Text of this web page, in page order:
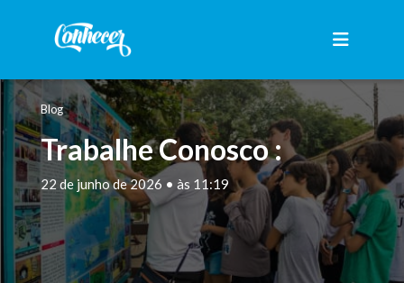
Blog
Trabalhe Conosco :
22 de junho de 2026 • às 11:19